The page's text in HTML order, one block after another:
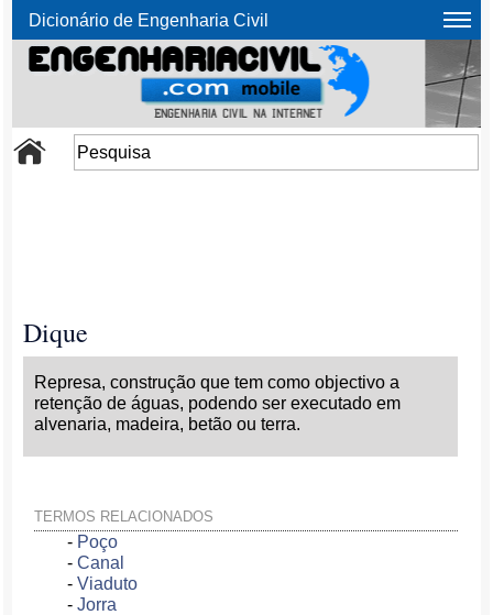
Dicionário de Engenharia Civil
Dique
Represa, construção que tem como objectivo a
retenção de águas, podendo ser executado em
alvenaria, madeira, betão ou terra.
TERMOS RELACIONADOS
- Poço
-Canal
-Viaduto
-Jorra